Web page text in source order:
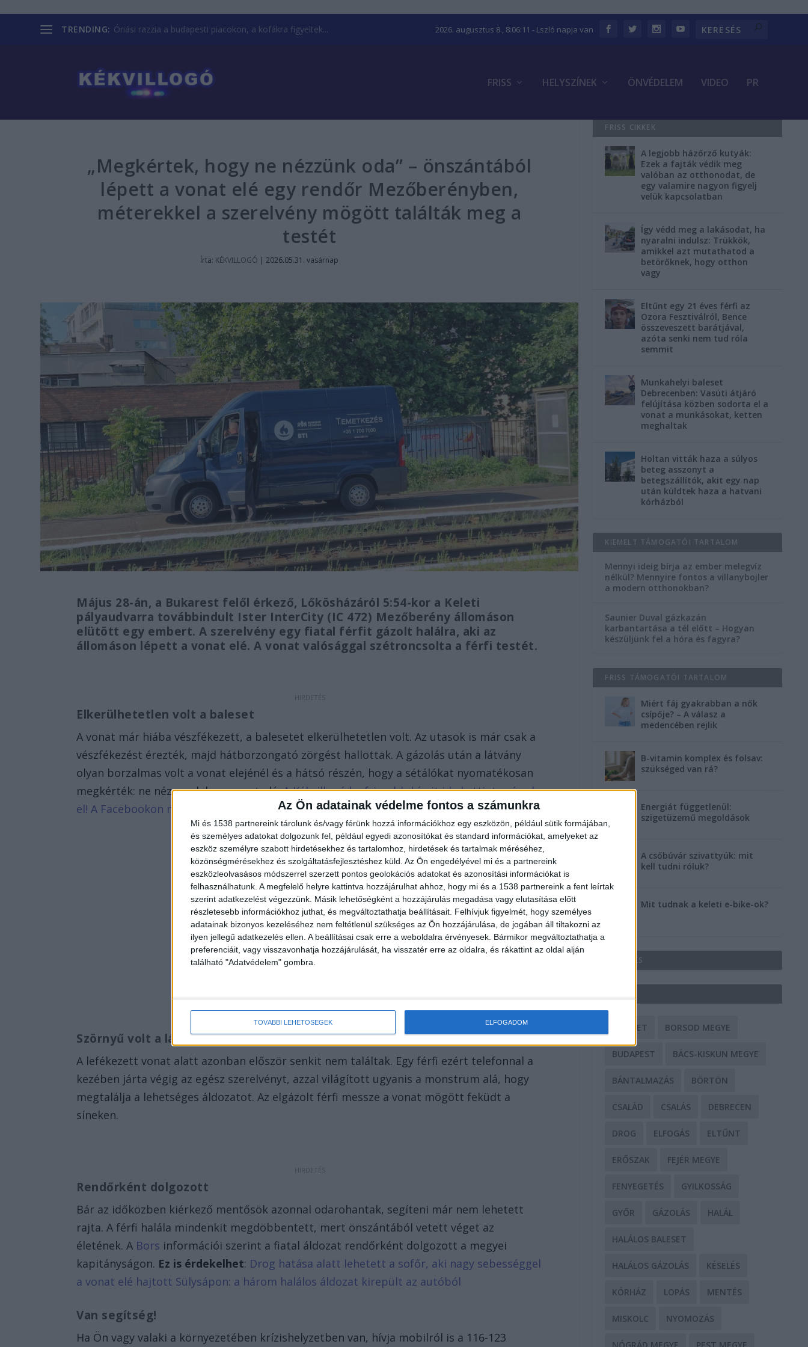
Az Ön adatainak védelme fontos a számunkra
Mi és 1538 partnereink tárolunk és/vagy férünk hozzá információkhoz egy eszközön, például sütik formájában,
és személyes adatokat dolgozunk fel, például egyedi azonosítókat és standard információkat, amelyeket az
eszköz személyre szabott hirdetésekhez és tartalomhoz, hirdetések és tartalmak méréséhez,
közönségmérésekhez és szolgáltatásfejlesztéshez küld. Az Ön engedélyével mi és a partnereink
eszközleolvasásos módszerrel szerzett pontos geolokációs adatokat és azonosítási információkat is
felhasználhatunk. A megfelelő helyre kattintva hozzájárulhat ahhoz, hogy mi és a 1538 partnereink a fent leírtak
szerint adatkezelést végezzünk. Másik lehetőségként a hozzájárulás megadása vagy elutasítása előtt
részletesebb információkhoz juthat, és megváltoztathatja beállításait. Felhívjuk figyelmét, hogy személyes
adatainak bizonyos kezeléséhez nem feltétlenül szükséges az Ön hozzájárulása, de jogában áll tiltakozni az
ilyen jellegű adatkezelés ellen. A beállításai csak erre a weboldalra érvényesek. Bármikor megváltoztathatja a
preferenciáit, vagy visszavonhatja hozzájárulását, ha visszatér erre az oldalra, és rákattint az oldal alján
található "Adatvédelem" gombra.
TOVÁBBI LEHETŐSÉGEK ELFOGADOM
TRENDING: Óriási razzia a budapesti piacokon, a kofákra figyeltek... 2026. augusztus 8., 8:06:12 - Lszló napja van
FRISS HELYSZÍNEK ÖNVÉDELEM VIDEO PR
„Megkértek, hogy ne nézzünk oda” – önszántából
lépett a vonat elé egy rendőr Mezőberényben,
méterekkel a szerelvény mögött találták meg a
testét
Írta: KÉKVILLOGÓ |2026.05.31. vasárnap
Május 28-án, a Bukarest felől érkező, Lőkösházáról 5:54-kor a Keleti
pályaudvarra továbbindult Ister InterCity (IC 472) Mezőberény állomáson
elütött egy embert. A szerelvény egy fiatal férfit gázolt halálra, aki az
állomáson lépett a vonat elé. A vonat valósággal szétroncsolta a férfi testét.
Elkerülhetetlen volt a baleset
A vonat már hiába vészfékezett, a balesetet elkerülhetetlen volt. Az utasok is már csak a
vészfékezést érezték, majd hátborzongató zörgést hallottak. A gázolás után a látvány
olyan borzalmas volt a vonat elejénél és a hátsó részén, hogy a sétálókat nyomatékosan
megkérték: ne nézzenek be a vonat alá.A Kékvillogó legfrissebb híreit ide kattintva éred
el! A Facebookon már 341 ezernél is többen követnek minket
Szörnyű volt a látvány
A lefékezett vonat alatt azonban először senkit nem találtak. Egy férfi ezért telefonnal a
kezében járta végig az egész szerelvényt, azzal világított ugyanis a monstrum alá, hogy
megtalálja a lehetséges áldozatot. Az elgázolt férfi messze a vonat mögött feküdt a
síneken.
Rendőrként dolgozott
Bár az időközben kiérkező mentősök azonnal odarohantak, segíteni már nem lehetett
rajta. A férfi halála mindenkit megdöbbentett, mert önszántából vetett véget az
életének. A Bors információi szerint a fiatal áldozat rendőrként dolgozott a megyei
kapitányságon. Ez is érdekelhet: Drog hatása alatt lehetett a sofőr, aki nagy sebességgel
a vonat elé hajtott Sülysápon: a három halálos áldozat kirepült az autóból
Van segítség!
Ha Ön vagy valaki a környezetében krízishelyzetben van, hívja mobilról is a 116-123
FRISS CIKKEK
A legjobb házőrző kutyák:
Ezek a fajták védik meg
valóban az otthonodat, de
egy valamire nagyon figyelj
velük kapcsolatban
Így védd meg a lakásodat, ha
nyaralni indulsz: Trükkök,
amikkel azt mutathatod a
betörőknek, hogy otthon
vagy
Eltűnt egy 21 éves férfi az
Ozora Fesztiválról, Bence
összeveszett barátjával,
azóta senki nem tud róla
semmit
Munkahelyi baleset
Debrecenben: Vasúti átjáró
felújítása közben sodorta el a
vonat a munkásokat, ketten
meghaltak
Holtan vitták haza a súlyos
beteg asszonyt a
betegszállítók, akit egy nap
után küldtek haza a hatvani
kórházból
KIEMELT TÁMOGATÓI TARTALOM
Mennyi ideig bírja az ember melegvíz
nélkül? Mennyire fontos a villanybojler
a modern otthonokban?
Saunier Duval gázkazán
karbantartása a tél előtt – Hogyan
készüljünk fel a hóra és fagyra?
FRISS TÁMOGATÓI TARTALOM
Miért fáj gyakrabban a nők
csípője? – A válasz a
medencében rejlik
B-vitamin komplex és folsav:
szükséged van rá?
Energiát függetlenül:
szigetüzemű megoldások
A csőbúvár szivattyúk: mit
kell tudni róluk?
Mit tudnak a keleti e-bike-ok?
HIRDETÉS
BALESET BORSOD MEGYE
BUDAPEST BÁCS-KISKUN MEGYE
BÁNTALMAZÁS BÖRTÖN
CSALÁD CSALÁS DEBRECEN
DROG ELFOGÁS ELTŰNT
ERŐSZAK FEJÉR MEGYE
FENYEGETÉS GYILKOSSÁG
GYŐR GÁZOLÁS HALÁL
HALÁLOS BALESET
HALÁLOS GÁZOLÁS KÉSELÉS
KÓRHÁZ LOPÁS MENTÉS
MISKOLC NYOMOZÁS